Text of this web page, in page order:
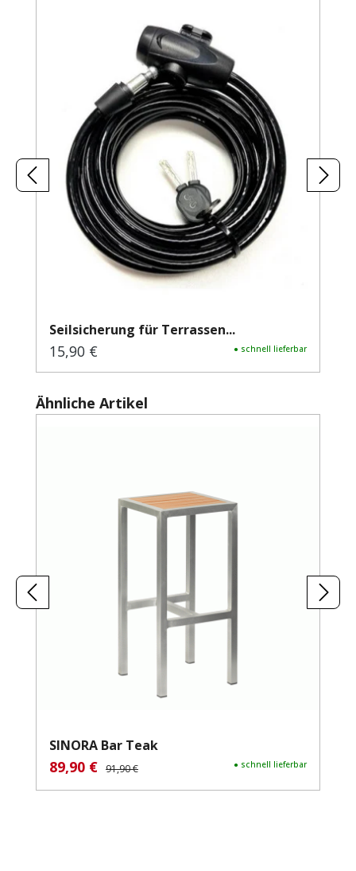
Seilsicherung für Terrassen...
Regulärer Preis:
15,90 € ● schnell lieferbar
Produktgalerie überspringen
Ähnliche Artikel
SINORA Bar Teak
Verkaufspreis:
89,90 € Regulärer Preis:
91,90 € ● schnell lieferbar